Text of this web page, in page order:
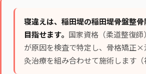
寝違えは、稲田堤の稲田堤骨盤整
目指せます。 国家資格（柔道整復
が原因を検査で特定し、 骨格矯正
灸治療を組み合わせて施術します（